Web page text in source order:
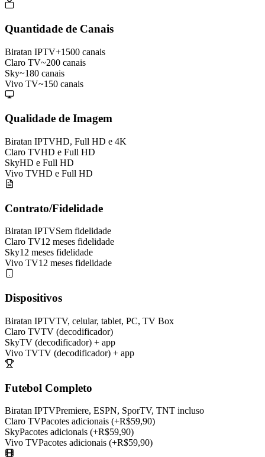
Quantidade de Canais
Biratan IPTV+1500 canais
Claro TV~200 canais
Sky~180 canais
Vivo TV~150 canais
Qualidade de Imagem
Biratan IPTVHD, Full HD e 4K
Claro TVHD e Full HD
SkyHD e Full HD
Vivo TVHD e Full HD
Contrato/Fidelidade
Biratan IPTVSem fidelidade
Claro TV12 meses fidelidade
Sky12 meses fidelidade
Vivo TV12 meses fidelidade
Dispositivos
Biratan IPTVTV, celular, tablet, PC, TV Box
Claro TVTV (decodificador)
SkyTV (decodificador) + app
Vivo TVTV (decodificador) + app
Futebol Completo
Biratan IPTVPremiere, ESPN, SporTV, TNT incluso
Claro TVPacotes adicionais (+R$59,90)
SkyPacotes adicionais (+R$59,90)
Vivo TVPacotes adicionais (+R$59,90)